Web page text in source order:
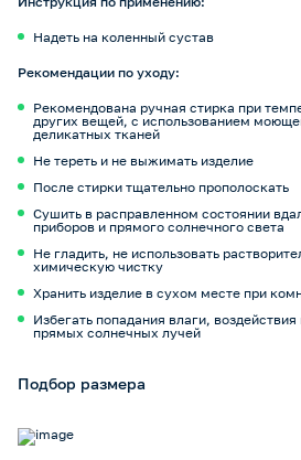
Надеть на коленный сустав
Рекомендации по уходу:
Рекомендована ручная стирка при
других вещей, с использованием
деликатных тканей
Не тереть и не выжимать изделие
После стирки тщательно прополоскать
Сушить в расправленном состоянии
приборов и прямого солнечного света
Не гладить, не использовать
химическую чистку
Хранить изделие в сухом месте при
Избегать попадания влаги,
прямых солнечных лучей
Подбор размера